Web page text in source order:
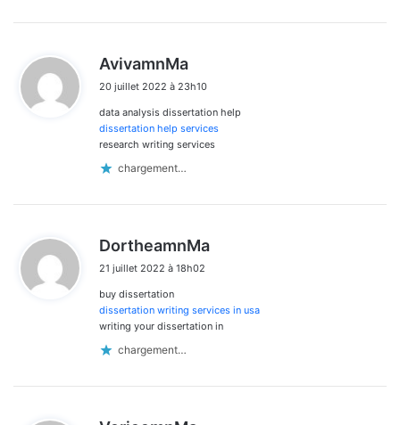
AvivamnMa
t
:
20 juillet 2022 à 23h10
data analysis dissertation help
dissertation help services
research writing services
chargement…
DortheamnMa
:
21 juillet 2022 à 18h02
buy dissertation
dissertation writing services in usa
writing your dissertation in
chargement…